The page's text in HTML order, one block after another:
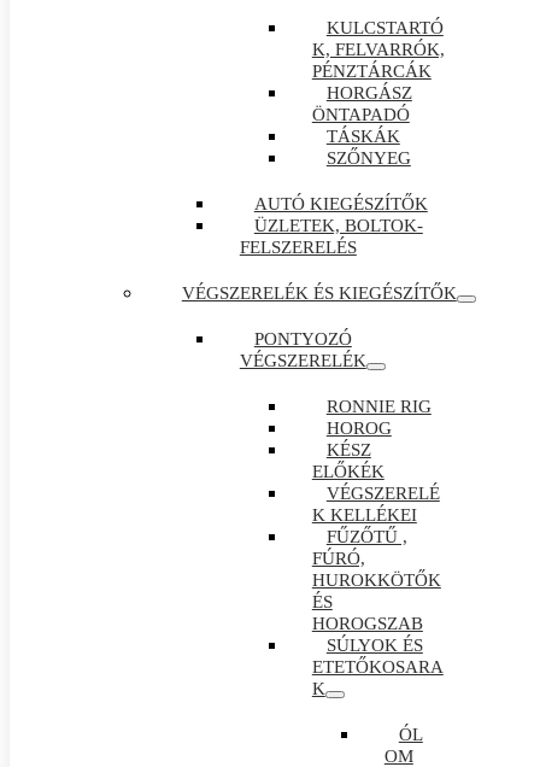
KULCSTARTÓ
K, FELVARRÓK,
PÉNZTÁRCÁK
HORGÁSZ
ÖNTAPADÓ
TÁSKÁK
SZŐNYEG
AUTÓ KIEGÉSZÍTŐK
ÜZLETEK, BOLTOK-
FELSZERELÉS
VÉGSZERELÉK ÉS KIEGÉSZÍTŐK
PONTYOZÓ
VÉGSZERELÉK
RONNIE RIG
HOROG
KÉSZ
ELŐKÉK
VÉGSZERELÉ
K KELLÉKEI
FŰZŐTŰ ,
FÚRÓ,
HUROKKÖTŐK
ÉS
HOROGSZAB
SÚLYOK ÉS
ETETŐKOSARA
K
ÓL
OM